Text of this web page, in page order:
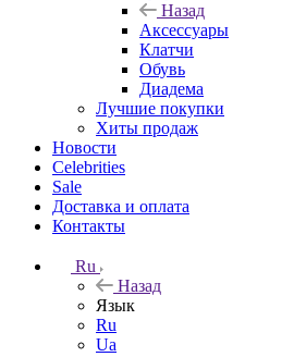
Назад
Аксессуары
Клатчи
Обувь
Диадема
Лучшие покупки
Хиты продаж
Новости
Celebrities
Sale
Доставка и оплата
Контакты
Ru
Назад
Язык
Ru
Ua